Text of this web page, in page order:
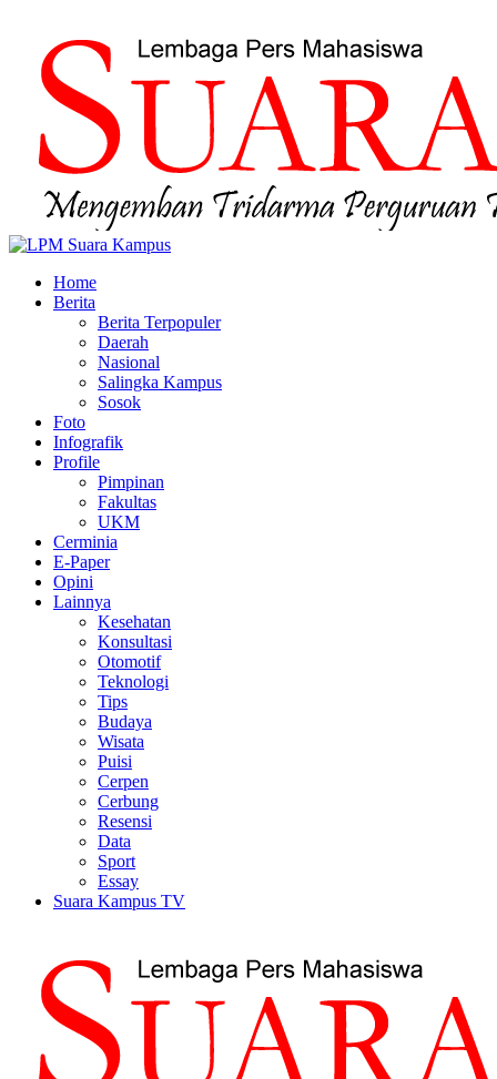
Home
Berita
Berita Terpopuler
Daerah
Nasional
Salingka Kampus
Sosok
Foto
Infografik
Profile
Pimpinan
Fakultas
UKM
Cerminia
E-Paper
Opini
Lainnya
Kesehatan
Konsultasi
Otomotif
Teknologi
Tips
Budaya
Wisata
Puisi
Cerpen
Cerbung
Resensi
Data
Sport
Essay
Suara Kampus TV